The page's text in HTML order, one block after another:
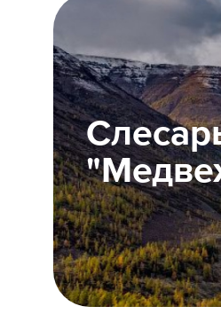
Производство
Офис
Студентам
Школьникам
Локации
8 800 700-19-43